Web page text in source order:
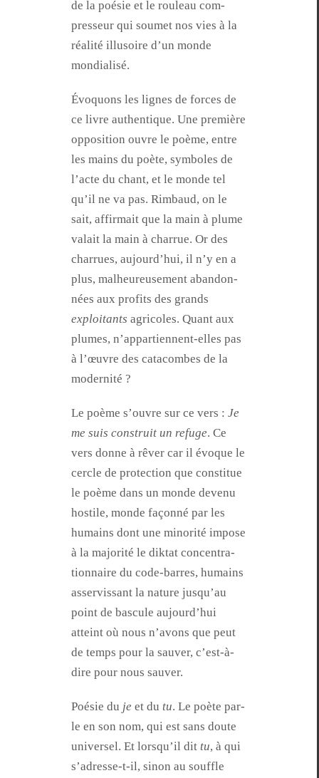
de la poésie et le rouleau com­
presseur qui soumet nos vies à la
réal­ité illu­soire d’un monde
mondialisé.
Évo­quons les lignes de forces de
ce livre authen­tique. Une pre­mière
oppo­si­tion ouvre le poème, entre
les mains du poète, sym­bol­es de
l’acte du chant, et le monde tel
qu’il ne va pas. Rim­baud, on le
sait, affir­mait que la main à plume
valait la main à char­rue. Or des
char­rues, aujour­d’hui, il n’y en a
plus, mal­heureuse­ment aban­don­
nées aux prof­its des grands
exploitants agri­coles. Quant aux
plumes, n’ap­par­ti­en­nent-elles pas
à l’œu­vre des cat­a­combes de la
modernité ?
Le poème s’ou­vre sur ce vers : Je
me suis con­stru­it un refuge. Ce
vers donne à rêver car il évoque le
cer­cle de pro­tec­tion que con­stitue
le poème dans un monde devenu
hos­tile, monde façon­né par les
humains dont une minorité impose
à la majorité le dik­tat con­cen­tra­
tionnaire du code-bar­res, humains
asservis­sant la nature jusqu’au
point de bas­cule aujour­d’hui
atteint où nous n’avons que peut
de temps pour la sauver, c’est-à-
dire pour nous sauver.
Poésie du je et du tu. Le poète par­
le en son nom, qui est sans doute
uni­versel. Et lorsqu’il dit tu, à qui
s’adresse-t-il, sinon au souf­fle